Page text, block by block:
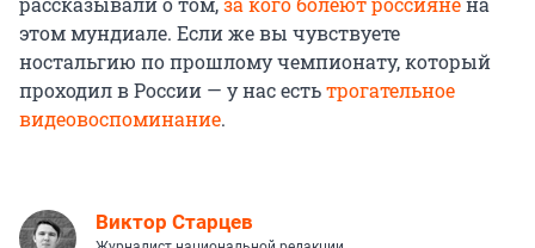
этом мундиале. Если же вы чувствуете
ностальгию по прошлому чемпионату, который
проходил в России — у нас естьтрогательное
видеовоспоминание.
Виктор Старцев